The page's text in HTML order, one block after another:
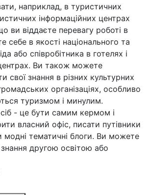
наприклад, в туристичних
інформаційних центрах
ви віддаєте перевагу роботі в
себе в якості національного та
або співробітника в готелях і
Ви також можете
свої знання в різних культурних
організаціях, особливо
туризмом і минулим.
- це бути самим кермом і
власний офіс, писати путівники
модні тематичні блоги. Ви можете
другою освітою або